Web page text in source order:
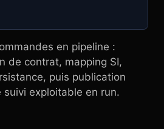
en pipeline :
de contrat, mapping SI,
puis publication
suivi exploitable en run.